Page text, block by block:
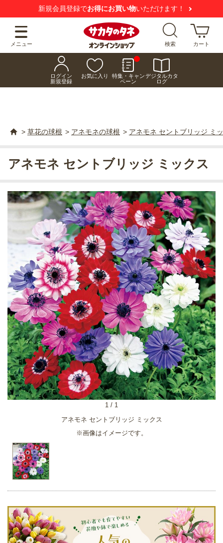
新規会員登録でお得にお買い物いただけます！
メニュー 検索 カート
ログイン
新規登録
お気に入り
特集・キャン
ペーン
デジタルカタ
ログ
> 草花の球根 > アネモネの球根 > アネモネ セントブリッジ ミ
アネモネ セントブリッジ ミックス
※画像はイメージです。
1 / 1
アネモネ セントブリッジ ミックス